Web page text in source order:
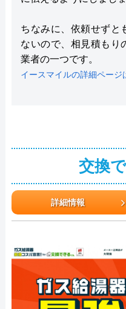
ちなみに、依頼せずと
ないので、相見積もり
業者の一つです。
イースマイルの詳細ページ
交換
詳細情報